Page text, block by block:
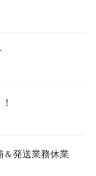
発送業務休業